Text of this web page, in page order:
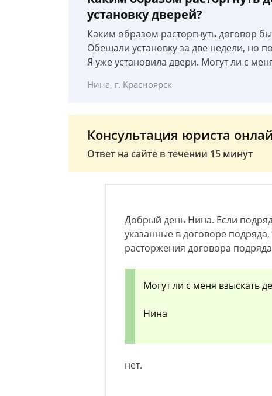
установку дверей?
Каким образом расторгнуть договор
Обещали установку за две недели, но
Я уже установила двери. Могут ли с
Нина, г. Красноярск
Консультация юриста
Ответ на сайте в течении 15 минут
Добрый день Нина. Если
указанные в договоре
расторжения договора
Могут ли с меня взыскать
Нина
нет.